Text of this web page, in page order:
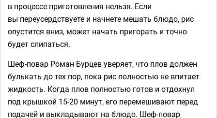
в процессе приготовления нельзя. Если
вы переусердствуете и начнете мешать блюдо, рис
опустится вниз, может начать пригорать и точно
будет слипаться.
Шеф-повар Роман Бурцев уверяет, что плов должен
булькать до тех пор, пока рис полностью не впитает
жидкость. Когда плов полностью готов и отдохнул
под крышкой 15-20 минут, его перемешивают перед
подачей и выкладывают на блюдо. Шеф-повар